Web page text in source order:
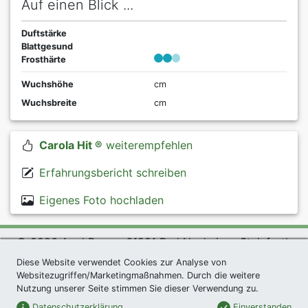
Auf einen Blick ...
Duftstärke
Blattgesund
Frosthärte
Wuchshöhe
cm
Wuchsbreite
cm
Carola Hit ® weiterempfehlen
Erfahrungsbericht schreiben
Eigenes Foto hochladen
© 2026 Agel Rosen, 61231 Bad Nauheim - Steinfurth
exklusives Präsent *|Agel Rosen Wiki
Datenschutzerklärung|Impressum|Links|Sitemap
Diese Website verwendet Cookies zur Analyse von
Websitezugriffen/Marketingmaßnahmen. Durch die weitere
Nutzung unserer Seite stimmen Sie dieser Verwendung zu.